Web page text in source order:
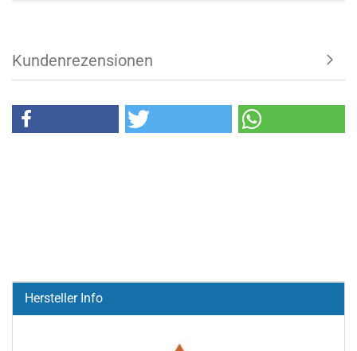
Kundenrezensionen
Hersteller Info